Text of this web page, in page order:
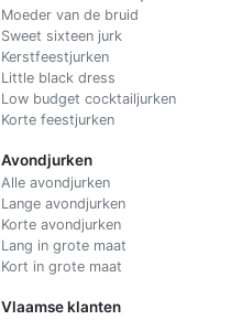
Moeder van de bruid
Sweet sixteen jurk
Kerstfeestjurken
Little black dress
Low budget cocktailjurken
Korte feestjurken
Avondjurken
Alle avondjurken
Lange avondjurken
Korte avondjurken
Lang in grote maat
Kort in grote maat
Vlaamse klanten